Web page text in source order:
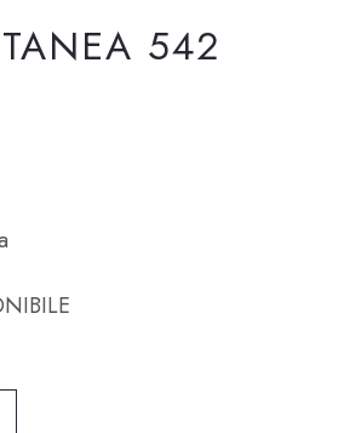
542